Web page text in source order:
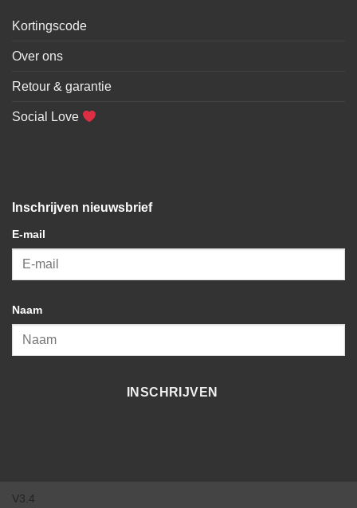
Kortingscode
Over ons
Retour & garantie
Social Love
Inschrijven nieuwsbrief
E-mail
Naam
INSCHRIJVEN
V3.4